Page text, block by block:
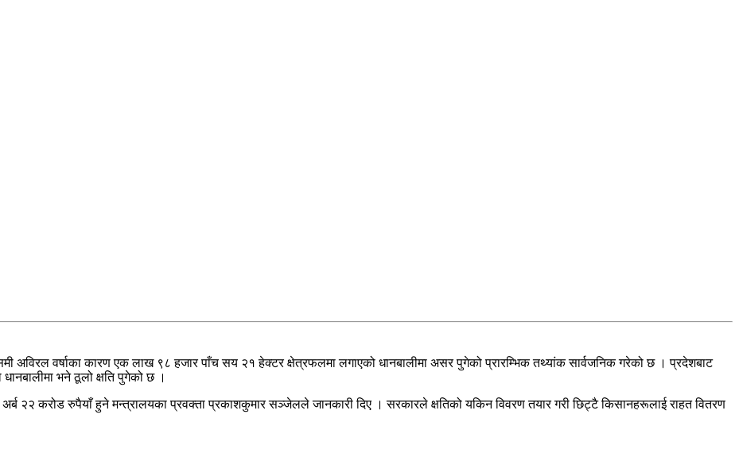
अविरल वर्षाका कारण एक लाख ९८ हजार पाँच सय २१ हेक्टर क्षेत्रफलमा लगाएको धानबालीमा असर पुगेको प्रारम्भिक तथ्यांक सार्वजनिक गरेको छ । प्रदेशबाट
भने ठूलो क्षति पुगेको छ ।
२२ करोड रुपैयाँ हुने मन्त्रालयका प्रवक्ता प्रकाशकुमार सञ्जेलले जानकारी दिए । सरकारले क्षतिको यकिन विवरण तयार गरी छिट्टै किसानहरूलाई राहत वितरण